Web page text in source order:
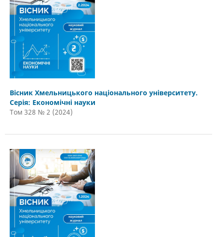
Вісник Хмельницького національного університету.
Серія: Економічні науки
Том 328 № 2 (2024)